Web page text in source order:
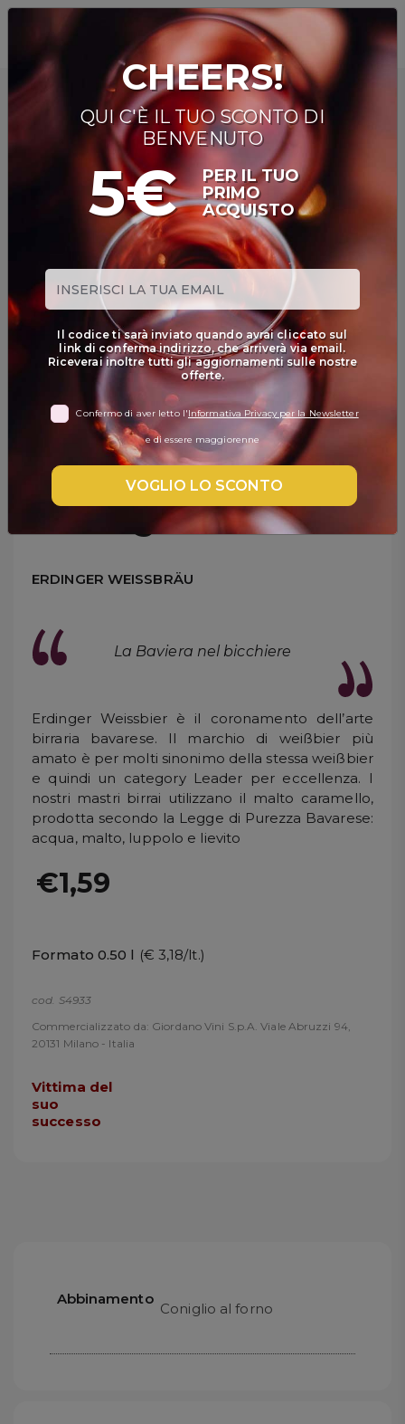
TUTTI I
ROSATI
BOLLICINE
CAVEAU
SPIRITS
BIRRE
DISPENSA
TUTTO A
Card
Blog
Birra Weissbier
Erdinger
ERDINGER WEISSBRÄU
La Baviera nel bicchiere
Erdinger Weissbier è il coronamento dell’arte
birraria bavarese. Il marchio di weißbier più
amato è per molti sinonimo della stessa weißbier
e quindi un category Leader per eccellenza. I
nostri mastri birrai utilizzano il malto caramello,
prodotta secondo la Legge di Purezza Bavarese:
acqua, malto, luppolo e lievito
€1,59
Formato 0.50 l (€ 3,18/lt.)
cod. S4933
Commercializzato da: Giordano Vini S.p.A. Viale Abruzzi 94,
20131 Milano - Italia
Vittima del
suo
successo
Abbinamento
Coniglio al forno
CHEERS!
QUI C'È IL TUO SCONTO DI
BENVENUTO
5€
PER IL TUO
PRIMO
ACQUISTO
Il codice ti sarà inviato quando avrai cliccato sul
link di conferma indirizzo, che arriverà via email.
Riceverai inoltre tutti gli aggiornamenti sulle nostre
offerte.
Confermo di aver letto l'Informativa Privacy per la Newsletter
e di essere maggiorenne
VOGLIO LO SCONTO